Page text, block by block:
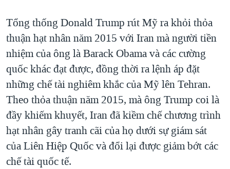
Tổng thống Donald Trump rút Mỹ ra khỏi thỏa
thuận hạt nhân năm 2015 với Iran mà người tiền
nhiệm của ông là Barack Obama và các cường
quốc khác đạt được, đồng thời ra lệnh áp đặt
những chế tài nghiêm khắc của Mỹ lên Tehran.
Theo thỏa thuận năm 2015, mà ông Trump coi là
đầy khiếm khuyết, Iran đã kiềm chế chương trình
hạt nhân gây tranh cãi của họ dưới sự giám sát
của Liên Hiệp Quốc và đổi lại được giảm bớt các
chế tài quốc tế.